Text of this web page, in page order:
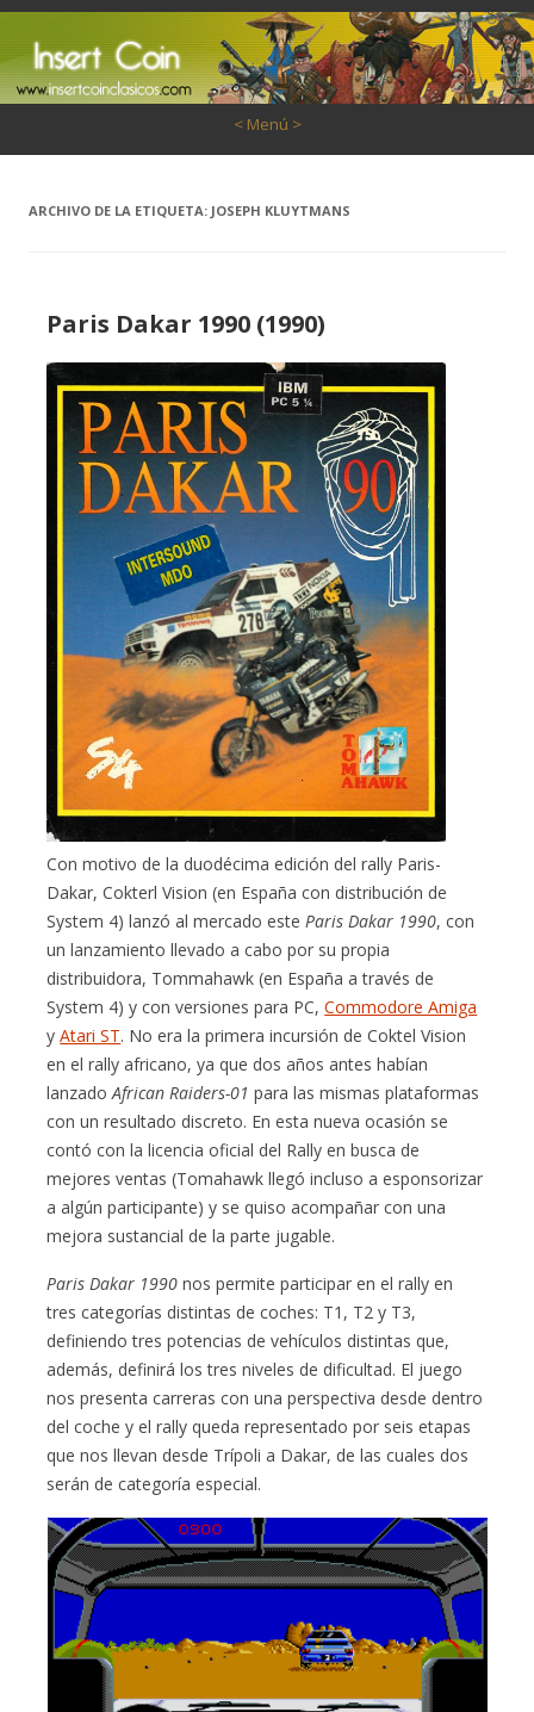
< Menú >
ARCHIVO DE LA ETIQUETA: JOSEPH KLUYTMANS
Paris Dakar 1990 (1990)
Con motivo de la duodécima edición del rally Paris-
Dakar, Cokterl Vision (en España con distribución de
System 4) lanzó al mercado este Paris Dakar 1990, con
un lanzamiento llevado a cabo por su propia
distribuidora, Tommahawk (en España a través de
System 4) y con versiones para PC,Commodore Amiga
yAtari ST. No era la primera incursión de Coktel Vision
en el rally africano, ya que dos años antes habían
lanzadoAfrican Raiders-01 para las mismas plataformas
con un resultado discreto. En esta nueva ocasión se
contó con la licencia oficial del Rally en busca de
mejores ventas (Tomahawk llegó incluso a esponsorizar
a algún participante) y se quiso acompañar con una
mejora sustancial de la parte jugable.
Paris Dakar 1990 nos permite participar en el rally en
tres categorías distintas de coches: T1, T2 y T3,
definiendo tres potencias de vehículos distintas que,
además, definirá los tres niveles de dificultad. El juego
nos presenta carreras con una perspectiva desde dentro
del coche y el rally queda representado por seis etapas
que nos llevan desde Trípoli a Dakar, de las cuales dos
serán de categoría especial.